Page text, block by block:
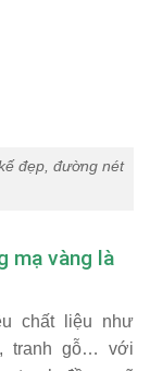
đẹp, đường nét
mạ vàng là
chất liệu như
tranh gỗ… với